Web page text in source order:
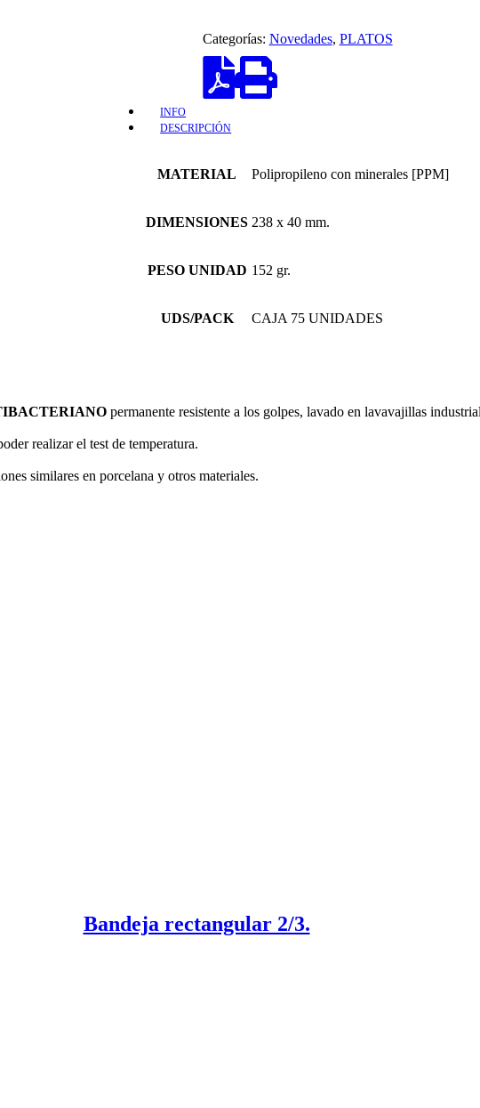
Categorías: Novedades, PLATOS
INFO
DESCRIPCIÓN
MATERIAL Polipropileno con minerales [PPM]
DIMENSIONES 238 x 40 mm.
PESO UNIDAD 152 gr.
UDS/PACK CAJA 75 UNIDADES
permanente resistente a los golpes, lavado en lavavajillas
realizar el test de temperatura.
similares en porcelana y otros materiales.
Bandeja rectangular 2/3.